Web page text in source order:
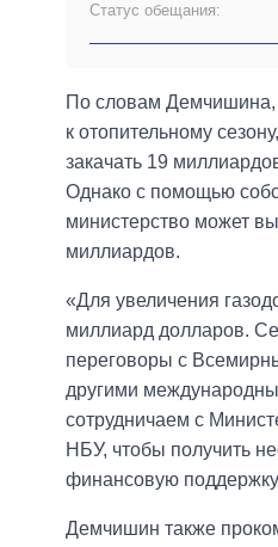
Статус обещания:
По словам Демчишина,
к отопительному
закачать 19
Однако с помощью
министерство может
миллиардов.
«Для увеличения
миллиард долларов.
переговоры с
другими
сотрудничаем с
НБУ, чтобы получить
финансовую
Демчишин также